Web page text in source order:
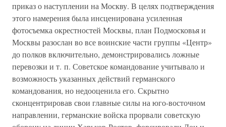
приказ о наступлении на Москву. В целях подтверждения
этого намерения была инсценирована усиленная
фотосъемка окрестностей Москвы, план Подмосковья и
Москвы разослан во все воинские части группы «Центр»
до полков включительно, демонстрировались ложные
перевозки и т. п. Советское командование учитывало и
возможность указанных действий германского
командования, но недооценила его. Скрытно
сконцентрировав свои главные силы на юго-восточном
направлении, германские войска прорвали советскую